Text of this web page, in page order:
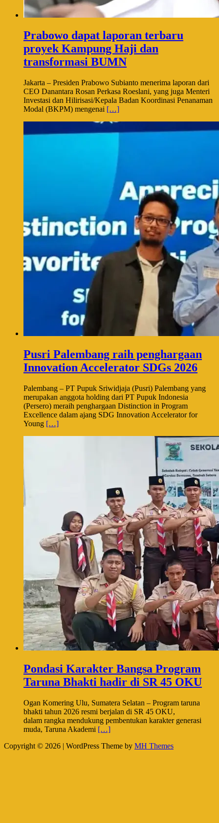
Prabowo dapat laporan terbaru
proyek Kampung Haji dan
transformasi BUMN
Jakarta – Presiden Prabowo Subianto menerima laporan dari
CEO Danantara Rosan Perkasa Roeslani, yang juga Menteri
Investasi dan Hilirisasi/Kepala Badan Koordinasi Penanaman
Modal (BKPM) mengenai […]
Pusri Palembang raih penghargaan
Innovation Accelerator SDGs 2026
Palembang – PT Pupuk Sriwidjaja (Pusri) Palembang yang
merupakan anggota holding dari PT Pupuk Indonesia
(Persero) meraih penghargaan Distinction in Program
Excellence dalam ajang SDG Innovation Accelerator for
Young […]
Pondasi Karakter Bangsa Program
Taruna Bhakti hadir di SR 45 OKU
Ogan Komering Ulu, Sumatera Selatan – Program taruna
bhakti tahun 2026 resmi berjalan di SR 45 OKU,
dalam rangka mendukung pembentukan karakter generasi
muda, Taruna Akademi […]
Copyright © 2026 | WordPress Theme by MH Themes